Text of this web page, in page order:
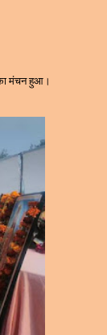
का मंचन हुआ।